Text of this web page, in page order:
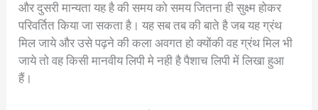
और दुसरी मान्यता यह है की समय को समय जितना ही सुक्ष्म होकर
परिवर्तित किया जा सकता है। यह सब तब की बाते है जब यह ग्रंथ
मिल जाये और उसे पढ़ने की कला अवगत हो क्योंकी वह ग्रंथ मिल भी
जाये तो वह किसी मानवीय लिपी मे नही है पैशाच लिपी में लिखा हुआ
हैं।